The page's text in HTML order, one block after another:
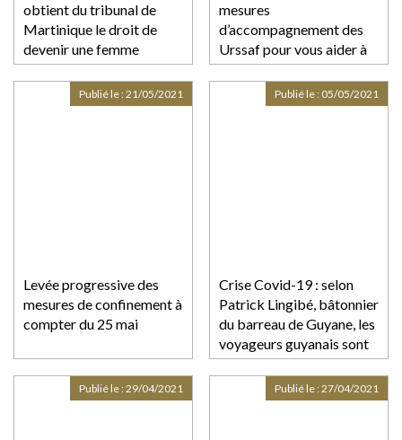
obtient du tribunal de
Martinique le droit de
devenir une femme
mesures
d’accompagnement des
Urssaf pour vous aider à
régler vos cotisations
Levée progressive des
mesures de confinement à
compter du 25 mai
Publié le :21/05/2021
Crise Covid-19 : selon
Patrick Lingibé, bâtonnier
du barreau de Guyane, les
voyageurs guyanais sont
traités comme "des
délinquants sanitaires"
Publié le : 05/05/2021
Publié le :29/04/2021 Publié le :27/04/2021